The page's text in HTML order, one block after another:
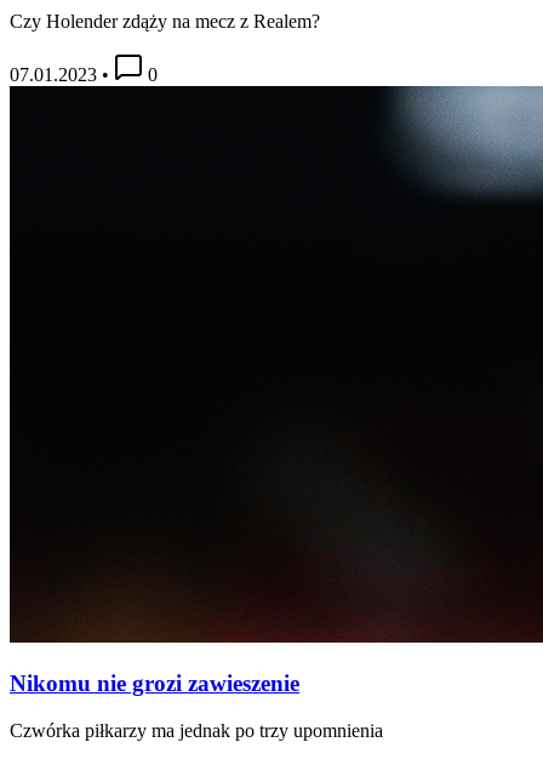
Czy Holender zdąży na mecz z Realem?
07.01.2023 • 0
Nikomu nie grozi zawieszenie
Czwórka piłkarzy ma jednak po trzy upomnienia